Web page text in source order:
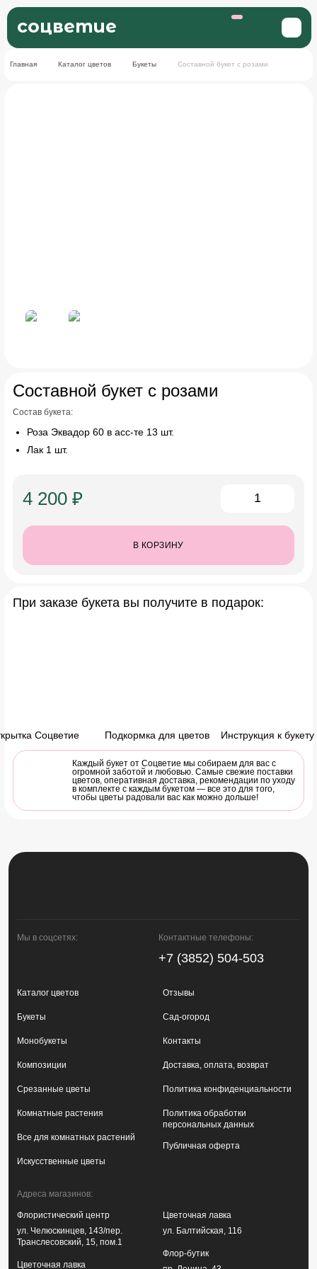
соцветие
Главная Каталог цветов Букеты Составной букет с розами
Составной букет с розами
Состав букета:
Роза Эквадор 60 в асс-те 13 шт.
Лак 1 шт.
4 200 ₽
В КОРЗИНУ
При заказе букета вы получите в подарок:
Соцветие Подкормка для цветов Инструкция к букету
Каждый букет от Соцветие мы собираем для вас с
огромной заботой и любовью. Самые свежие поставки
цветов, оперативная доставка, рекомендации по уходу
в комплекте с каждым букетом — все это для того,
чтобы цветы радовали вас как можно дольше!
Каталог цветов
Букеты
Монобукеты
Композиции
Срезанные цветы
Комнатные растения
Все для комнатных растений
Искусственные цветы
Отзывы
Сад-огород
Контакты
Доставка, оплата, возврат
Политика конфиденциальности
Политика обработки
персональных данных
Публичная оферта
Адреса магазинов:
Флористический центр
ул. Челюскинцев, 143/пер.
Транслесовский, 15, пом.1
Цветочная лавка
Цветочная лавка
ул. Балтийская, 116
Флор-бутик
Мы в соцсетях: Контактные телефоны:
+7 (3852) 504-503